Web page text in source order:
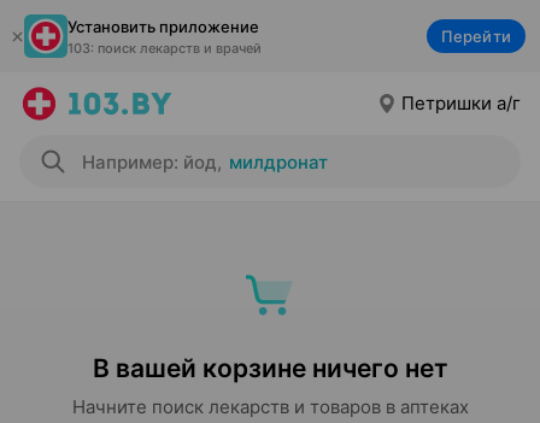
Установить приложение
103: поиск лекарств и врачей
Перейти
Петришки а/г
Например: йод, милдронат
В вашей корзине ничего нет
Начните поиск лекарств и товаров в аптеках